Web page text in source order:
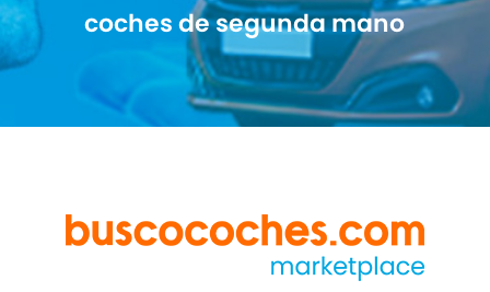
coches de segunda mano